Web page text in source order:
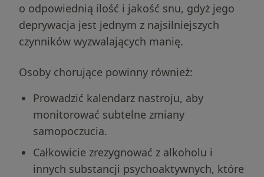
o odpowiednią ilość i jakość snu, gdyż jego
deprywacja jest jednym z najsilniejszych
czynników wyzwalających manię.
Osoby chorujące powinny również:
Prowadzić kalendarz nastroju, aby
monitorować subtelne zmiany
samopoczucia.
Całkowicie zrezygnować z alkoholu i
innych substancji psychoaktywnych, które